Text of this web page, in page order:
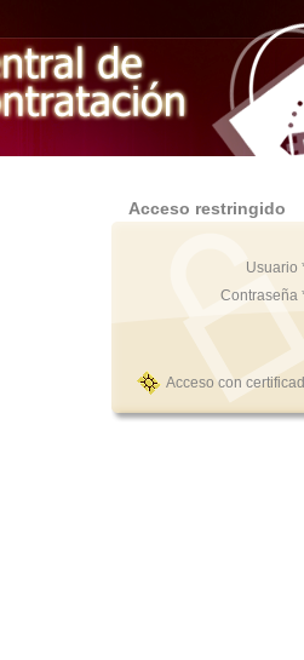
Acceso restringido
Usuario
Contraseña
Acceso con